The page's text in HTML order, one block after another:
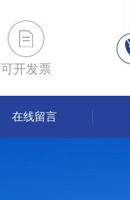
可开发票
在线留言